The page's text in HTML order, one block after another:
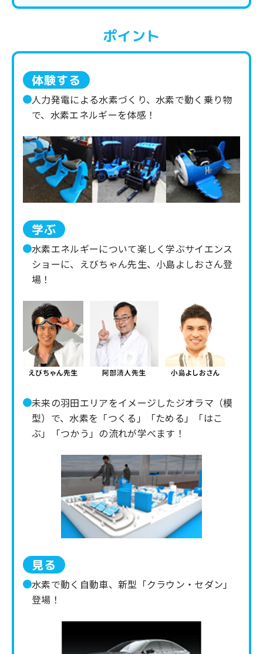
ポイント
体験する
人力発電による水素づくり、水素で動く乗り物
で、水素エネルギーを体感！
学ぶ
水素エネルギーについて楽しく学ぶサイエンス
ショーに、えびちゃん先生、小島よしおさん登
場！
未来の羽田エリアをイメージしたジオラマ（模
型）で、水素を「つくる」「ためる」「はこ
ぶ」「つかう」の流れが学べます！
見る
水素で動く自動車、新型「クラウン・セダン」
登場！